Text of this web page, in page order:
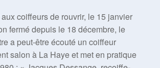
coiffeurs de rouvrir, le 15 janvier
fermé depuis le 18 décembre, le
a peut-être écouté un coiffeur
salon à La Haye et met en pratique